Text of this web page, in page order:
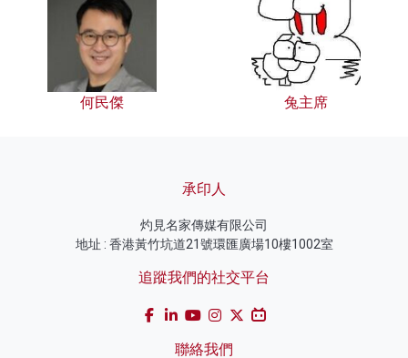
何民傑 兔主席
承印人
灼見名家傳媒有限公司
地址 : 香港黃竹坑道21號環匯廣場10樓1002室
追蹤我們的社交平台
聯絡我們